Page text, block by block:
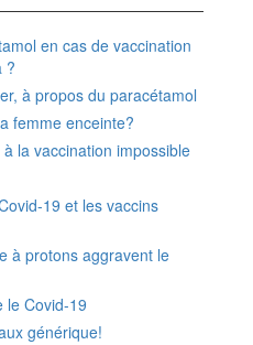
en cas de vaccination
?
à propos du paracétamol
femme enceinte?
la vaccination impossible
19 et les vaccins
à protons aggravent le
le Covid-19
générique!